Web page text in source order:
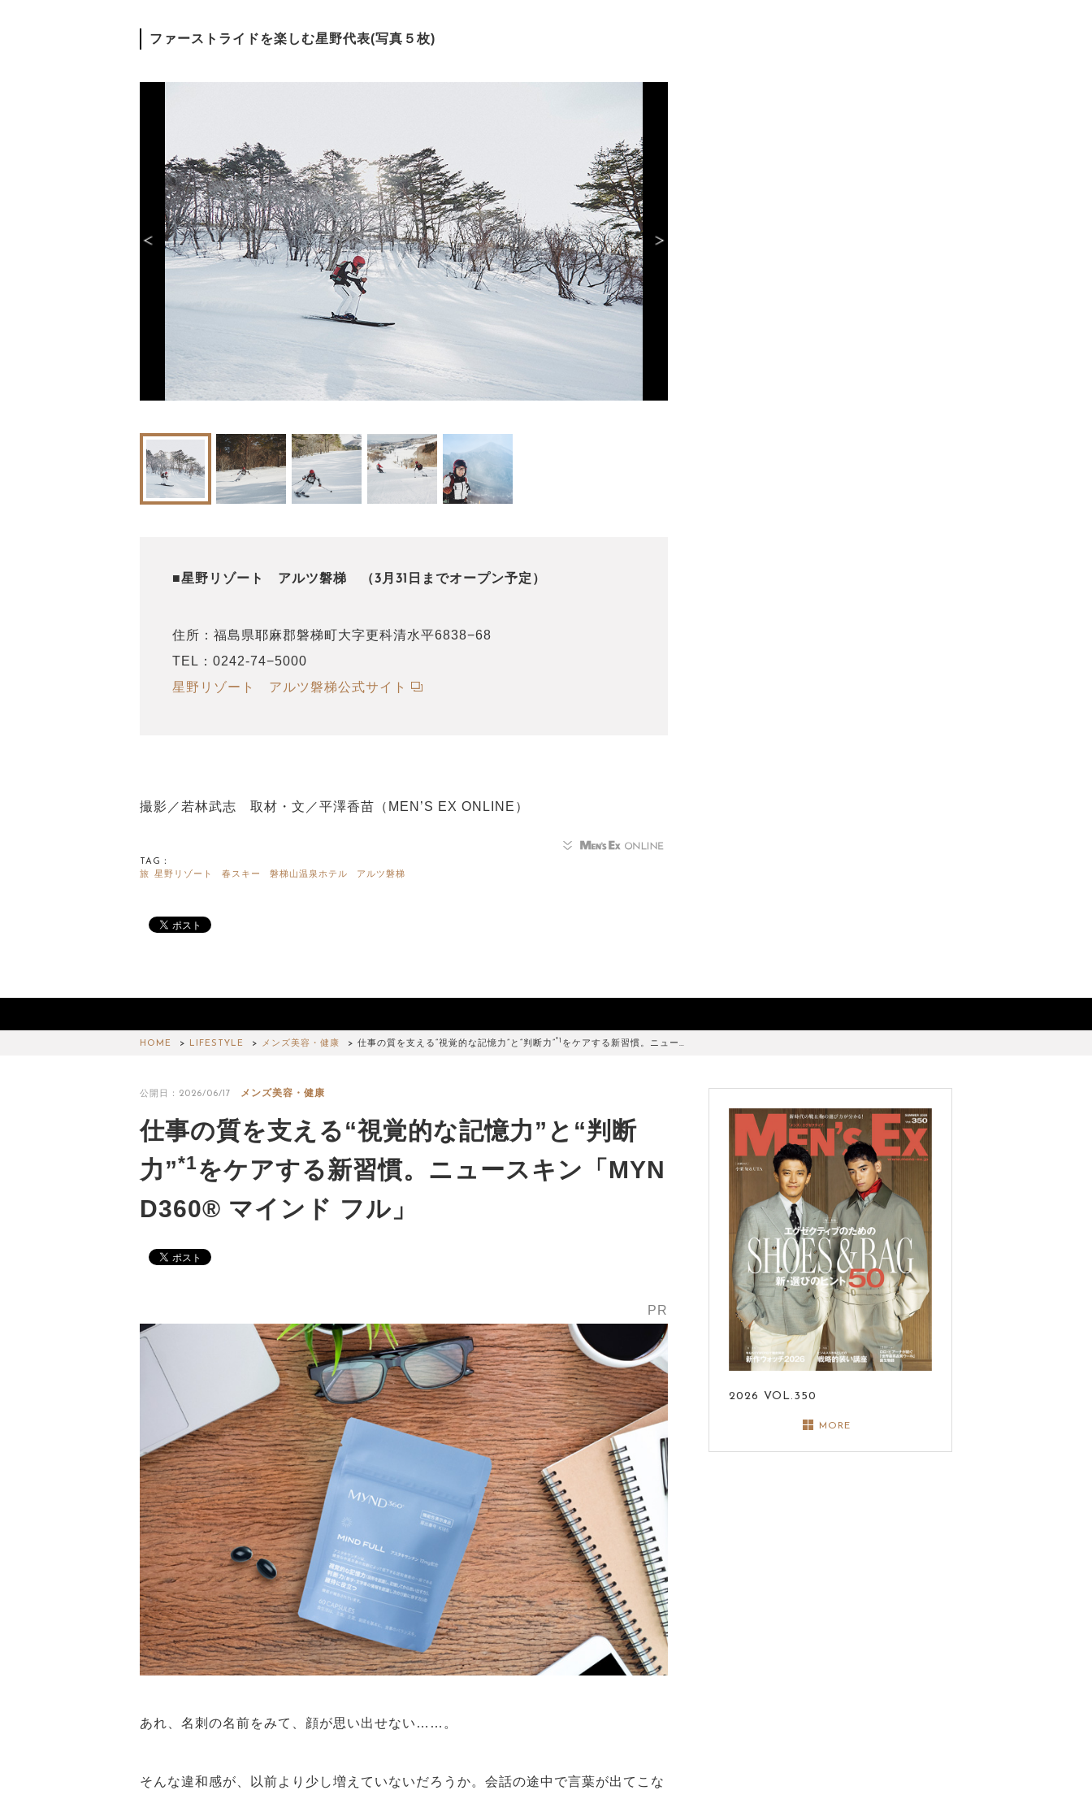
ファーストライドを楽しむ星野代表(写真５枚)
■星野リゾート アルツ磐梯 （3月31日までオープン予定）
住所：福島県耶麻郡磐梯町大字更科清水平6838−68
TEL：0242‐74−5000
星野リゾート アルツ磐梯公式サイト
撮影／若林武志 取材・文／平澤香苗（MEN’S EX ONLINE）
TAG：
旅
星野リゾート 春スキー 磐梯山温泉ホテル アルツ磐梯
HOME LIFESTYLE メンズ美容・健康 仕事の質を支える“視覚的な記憶力”と“判断力”*1 をケアする新習慣。ニュー…
公開日：2026/06/17 メンズ美容・健康
仕事の質を支える“視覚的な記憶力”と“判断
力”*1をケアする新習慣。ニュースキン「MYN
D360® マインド フル」
PR
あれ、名刺の名前をみて、顔が思い出せない……。
そんな違和感が、以前より少し増えていないだろうか。会話の途中で言葉が出てこな
2026 VOL.350
MORE